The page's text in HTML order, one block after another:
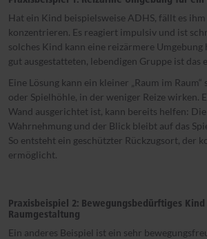
Hat ein Kind beispielsweise ADHS, fällt es ihm
konzentrieren. Es reagiert impulsiv und ist
solches Kind kann eine reizärmere
gut ausgestatteten, lebendigen Gruppe ist das
Eine Lösung kann ein kleiner „Raum im Raum“
oder Spielhöhle, in der weniger Reize wirken.
Wand ausgerichtet ist, kann bereits helfen:
Wahrnehmung und der Blick bleibt auf das
So entsteht ein geschützter Rückzugsort, der
ermöglicht.
Praxisbeispiel 2: Bewegungsbedürftiges
Raumgestaltung
Ein anderes Beispiel ist ein sehr